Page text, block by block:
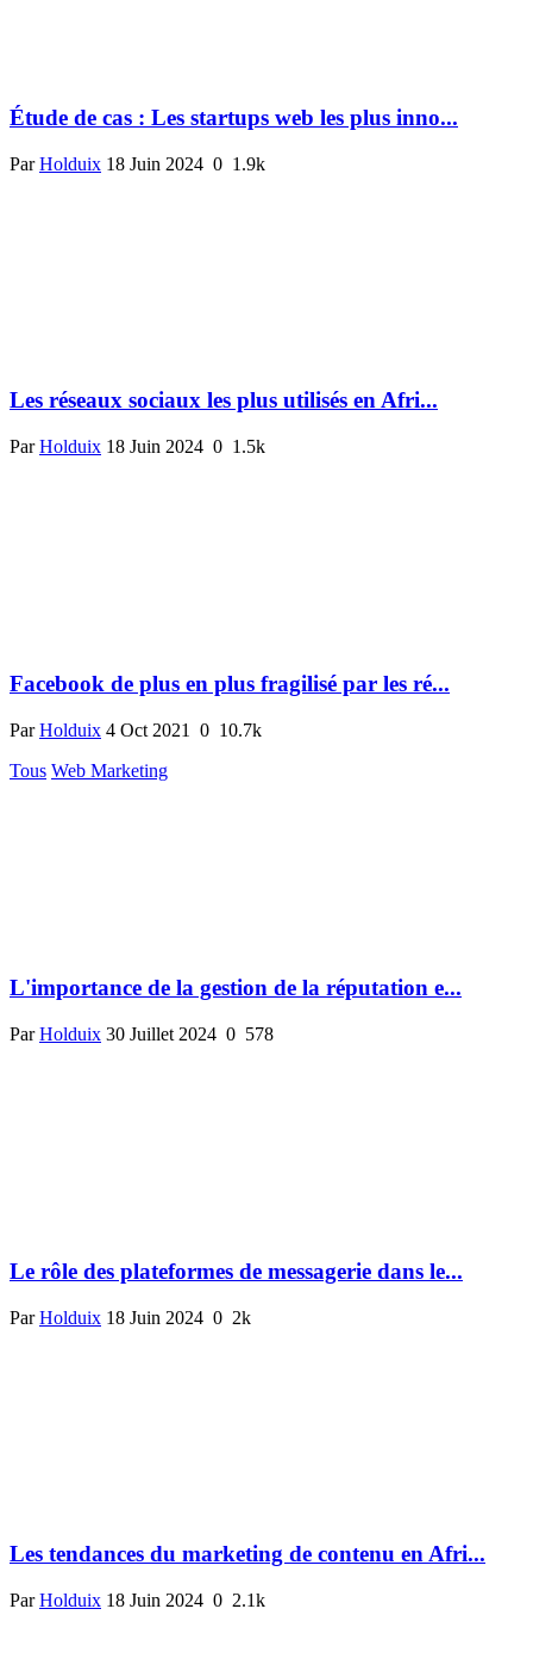
Étude de cas : Les startups web les plus inno...
ParHolduix 18 Juin 2024 0 1.9k
Les réseaux sociaux les plus utilisés en Afri...
ParHolduix 18 Juin 2024 0 1.5k
Facebook de plus en plus fragilisé par les ré...
ParHolduix 4 Oct 2021 0 10.7k
Tous Web Marketing
L'importance de la gestion de la réputation e...
ParHolduix 30 Juillet 2024 0 578
Le rôle des plateformes de messagerie dans le...
ParHolduix 18 Juin 2024 0 2k
Les tendances du marketing de contenu en Afri...
ParHolduix 18 Juin 2024 0 2.1k